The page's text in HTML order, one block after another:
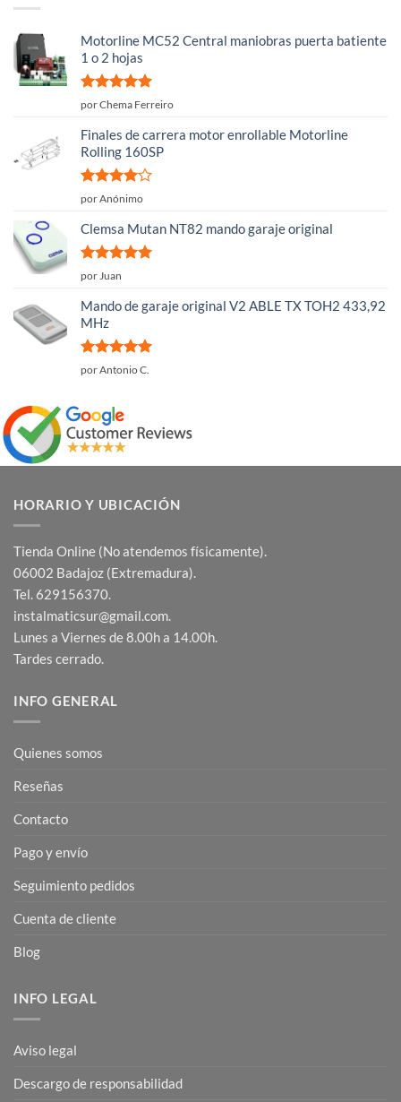
Motorline MC52 Central maniobras puerta batiente
1 o 2 hojas
Valorado
por Chema Ferreiro
Finales de carrera motor enrollable Motorline
Rolling 160SP
Valorado
5
por Anónimo
Clemsa Mutan NT82 mando garaje original
Valorado
por Juan
Mando de garaje original V2 ABLE TX TOH2 433,92
MHz
Valorado
por Antonio C.
HORARIO Y UBICACIÓN
Tienda Online (No atendemos físicamente).
06002 Badajoz (Extremadura).
Tel. 629156370.
instalmaticsur@gmail.com.
Lunes a Viernes de 8.00h a 14.00h.
Tardes cerrado.
INFO GENERAL
Quienes somos
Reseñas
Contacto
Pago y envío
Seguimiento pedidos
Cuenta de cliente
Blog
INFO LEGAL
Aviso legal
Descargo de responsabilidad